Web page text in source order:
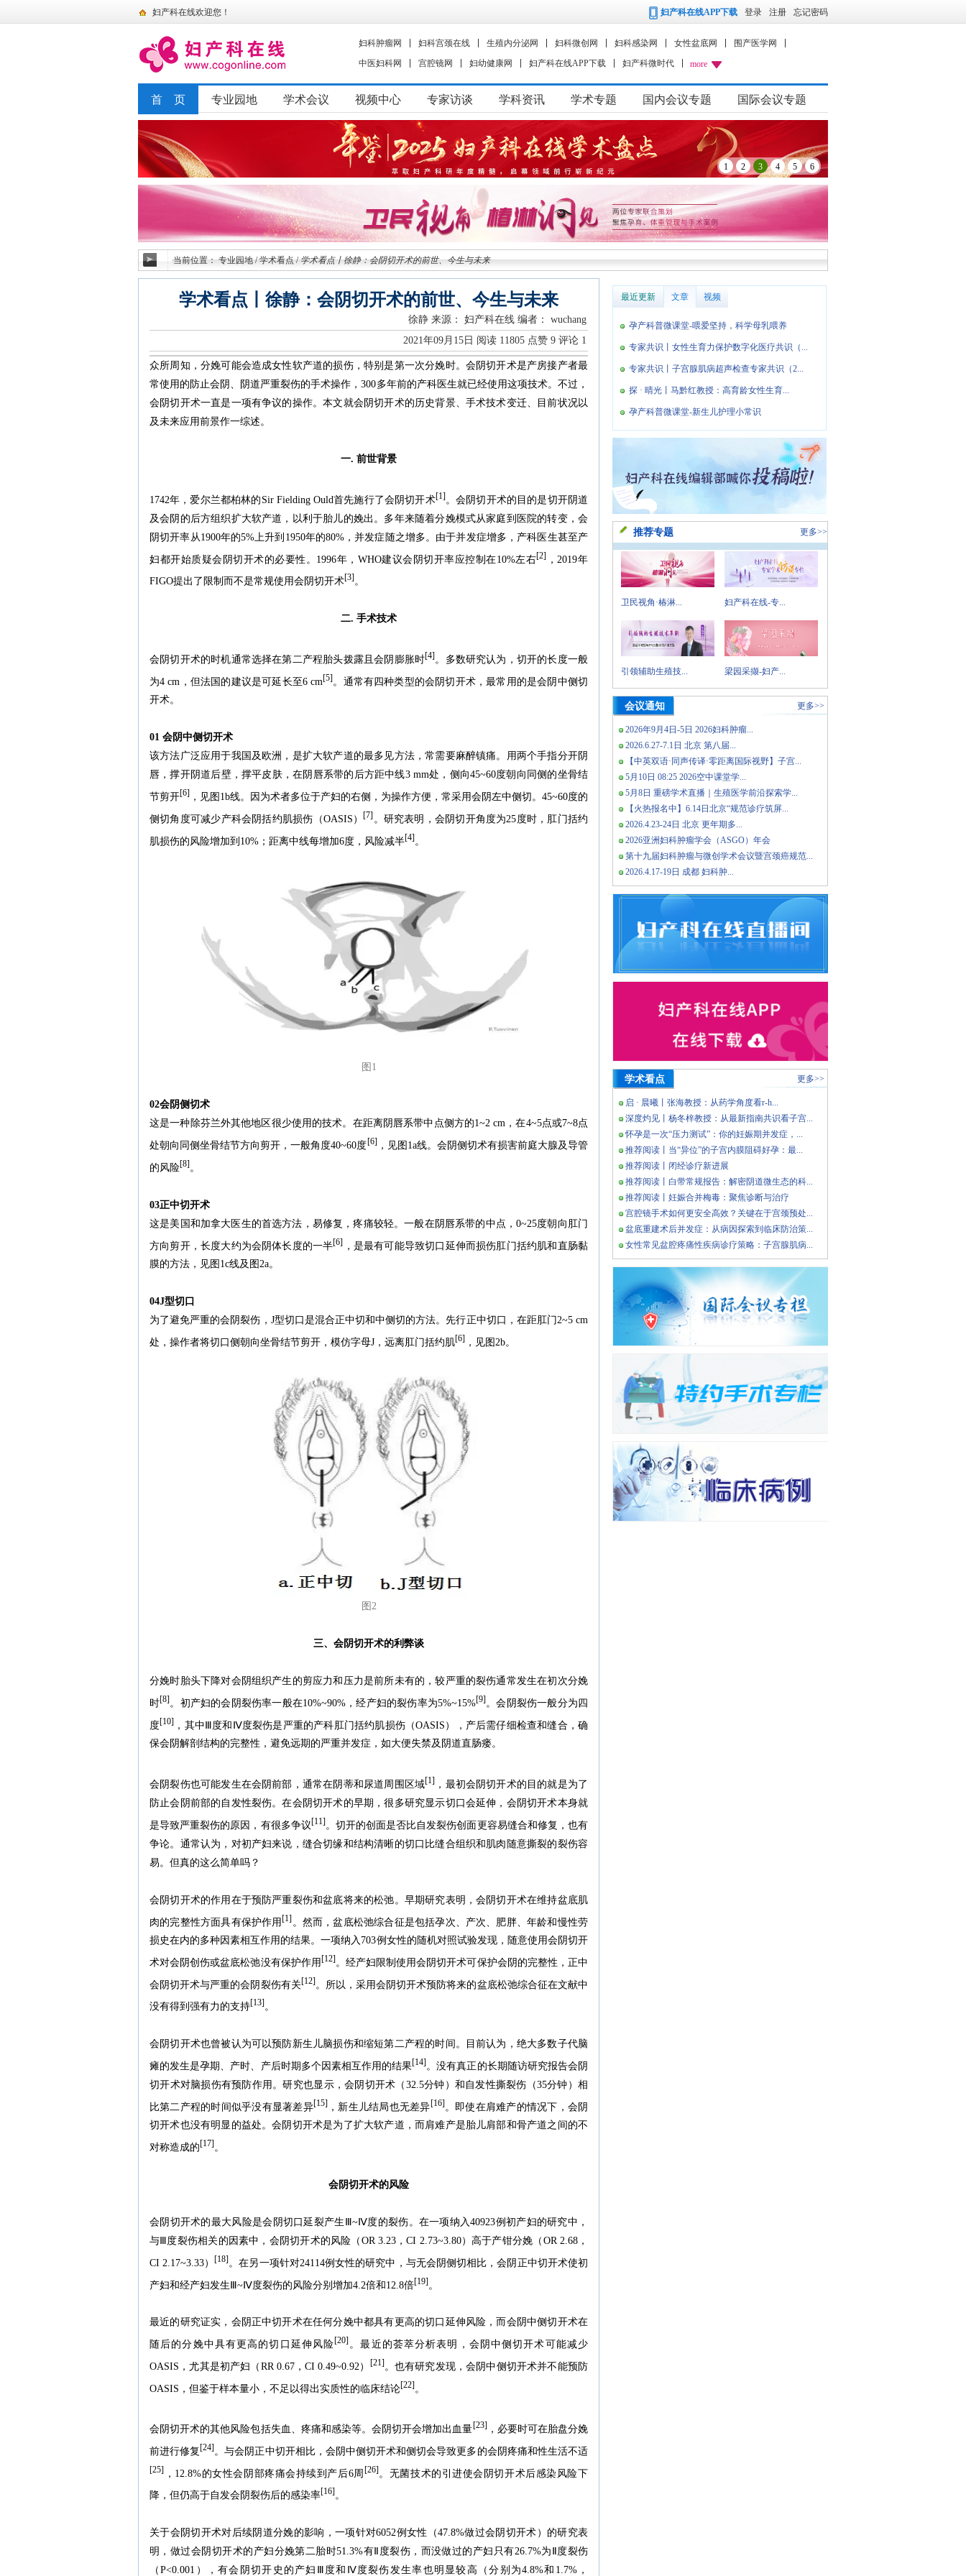
妇产科在线欢迎您！ 妇产科在线APP下载 登录 注册 忘记密码
妇科肿瘤网 妇科宫颈在线 生殖内分泌网 妇科微创网 妇科感染网 女性盆底网
围产医学网
中医妇科网
宫腔镜网 妇幼健康网 妇产科在线APP下载 妇产科微时代 more
首 页 专业园地 学术会议 视频中心 专家访谈 学科资讯 学术专题 国内会议专题 国际会议专题
1 2 3 4 5 6
当前位置：专业园地 / 学术看点 / 学术看点丨徐静：会阴切开术的前世、今生与未来
学术看点丨徐静：会阴切开术的前世、今生与未来
徐静 来源： 妇产科在线 编者： wuchang
2021年09月15日 阅读 11805 点赞 9 评论 1
众所周知，分娩可能会造成女性软产道的损伤，特别是第一次分娩时。会阴切开术是产房接产者最
常使用的防止会阴、阴道严重裂伤的手术操作，300多年前的产科医生就已经使用这项技术。不过，
会阴切开术一直是一项有争议的操作。本文就会阴切开术的历史背景、手术技术变迁、目前状况以
及未来应用前景作一综述。
一. 前世背景
1742年，爱尔兰都柏林的Sir Fielding Ould首先施行了会阴切开术[1]。会阴切开术的目的是切开阴道
及会阴的后方组织扩大软产道，以利于胎儿的娩出。多年来随着分娩模式从家庭到医院的转变，会
阴切开率从1900年的5%上升到1950年的80%，并发症随之增多。由于并发症增多，产科医生甚至产
妇都开始质疑会阴切开术的必要性。1996年，WHO建议会阴切开率应控制在10%左右[2] ，2019年
FIGO提出了限制而不是常规使用会阴切开术 [3] 。
二. 手术技术
会阴切开术的时机通常选择在第二产程胎头拨露且会阴膨胀时[4] 。多数研究认为，切开的长度一般
为4 cm，但法国的建议是可延长至6 cm[5] 。通常有四种类型的会阴切开术，最常用的是会阴中侧切
开术。
01 会阴中侧切开术
该方法广泛应用于我国及欧洲，是扩大软产道的最多见方法，常需要麻醉镇痛。用两个手指分开阴
唇，撑开阴道后壁，撑平皮肤，在阴唇系带的后方距中线3 mm处，侧向45~60度朝向同侧的坐骨结
节剪开 [6] ，见图1b线。因为术者多位于产妇的右侧，为操作方便，常采用会阴左中侧切。45~60度的
侧切角度可减少产科会阴括约肌损伤（OASIS）[7] 。研究表明，会阴切开角度为25度时，肛门括约
肌损伤的风险增加到10%；距离中线每增加6度，风险减半[4] 。
图1
02会阴侧切术
这是一种除芬兰外其他地区很少使用的技术。在距离阴唇系带中点侧方的1~2 cm，在4~5点或7~8点
处朝向同侧坐骨结节方向剪开，一般角度40~60度 [6] ，见图1a线。会阴侧切术有损害前庭大腺及导管
的风险[8] 。
03正中切开术
这是美国和加拿大医生的首选方法，易修复，疼痛较轻。一般在阴唇系带的中点，0~25度朝向肛门
方向剪开，长度大约为会阴体长度的一半[6]
，是最有可能导致切口延伸而损伤肛门括约肌和直肠黏
膜的方法，见图1c线及图2a。
04J型切口
为了避免严重的会阴裂伤，J型切口是混合正中切和中侧切的方法。先行正中切口，在距肛门2~5 cm
处，操作者将切口侧朝向坐骨结节剪开，模仿字母J，远离肛门括约肌 [6] ，见图2b。
图2
三、会阴切开术的利弊谈
分娩时胎头下降对会阴组织产生的剪应力和压力是前所未有的，较严重的裂伤通常发生在初次分娩
时[8] 。初产妇的会阴裂伤率一般在10%~90%，经产妇的裂伤率为5%~15%[9] 。会阴裂伤一般分为四
度[10] ，其中Ⅲ度和Ⅳ度裂伤是严重的产科肛门括约肌损伤（OASIS），产后需仔细检查和缝合，确
保会阴解剖结构的完整性，避免远期的严重并发症，如大便失禁及阴道直肠瘘。
会阴裂伤也可能发生在会阴前部，通常在阴蒂和尿道周围区域 [1]
，最初会阴切开术的目的就是为了
防止会阴前部的自发性裂伤。在会阴切开术的早期，很多研究显示切口会延伸，会阴切开术本身就
是导致严重裂伤的原因，有很多争议[11]。切开的创面是否比自发裂伤创面更容易缝合和修复，也有
争论。通常认为，对初产妇来说，缝合切缘和结构清晰的切口比缝合组织和肌肉随意撕裂的裂伤容
易。但真的这么简单吗？
会阴切开术的作用在于预防严重裂伤和盆底将来的松弛。早期研究表明，会阴切开术在维持盆底肌
肉的完整性方面具有保护作用[1] 。然而，盆底松弛综合征是包括孕次、产次、肥胖、年龄和慢性劳
损史在内的多种因素相互作用的结果。一项纳入703例女性的随机对照试验发现，随意使用会阴切开
术对会阴创伤或盆底松弛没有保护作用 [12] 。经产妇限制使用会阴切开术可保护会阴的完整性，正中
会阴切开术与严重的会阴裂伤有关[12]。所以，采用会阴切开术预防将来的盆底松弛综合征在文献中
没有得到强有力的支持 [13] 。
会阴切开术也曾被认为可以预防新生儿脑损伤和缩短第二产程的时间。目前认为，绝大多数子代脑
瘫的发生是孕期、产时、产后时期多个因素相互作用的结果 [14] 。没有真正的长期随访研究报告会阴
切开术对脑损伤有预防作用。研究也显示，会阴切开术（32.5分钟）和自发性撕裂伤（35分钟）相
比第二产程的时间似乎没有显著差异[15]，新生儿结局也无差异[16]。即使在肩难产的情况下，会阴
切开术也没有明显的益处。会阴切开术是为了扩大软产道，而肩难产是胎儿肩部和骨产道之间的不
对称造成的 [17] 。
会阴切开术的风险
会阴切开术的最大风险是会阴切口延裂产生Ⅲ~Ⅳ度的裂伤。在一项纳入40923例初产妇的研究中，
与Ⅲ度裂伤相关的因素中，会阴切开术的风险（OR 3.23，CI 2.73~3.80）高于产钳分娩（OR 2.68，
CI 2.17~3.33） [18] 。在另一项针对24114例女性的研究中，与无会阴侧切相比，会阴正中切开术使初
产妇和经产妇发生Ⅲ~Ⅳ度裂伤的风险分别增加4.2倍和12.8倍[19] 。
最近的研究证实，会阴正中切开术在任何分娩中都具有更高的切口延伸风险，而会阴中侧切开术在
随后的分娩中具有更高的切口延伸风险 [20] 。最近的荟萃分析表明，会阴中侧切开术可能减少
OASIS，尤其是初产妇（RR 0.67，CI 0.49~0.92） [21] 。也有研究发现，会阴中侧切开术并不能预防
OASIS，但鉴于样本量小，不足以得出实质性的临床结论[22] 。
会阴切开术的其他风险包括失血、疼痛和感染等。会阴切开会增加出血量 [23] ，必要时可在胎盘分娩
前进行修复[24] 。与会阴正中切开相比，会阴中侧切开术和侧切会导致更多的会阴疼痛和性生活不适
[25] ，12.8%的女性会阴部疼痛会持续到产后6周 [26]。无菌技术的引进使会阴切开术后感染风险下
降，但仍高于自发会阴裂伤后的感染率 [16] 。
关于会阴切开术对后续阴道分娩的影响，一项针对6052例女性（47.8%做过会阴切开术）的研究表
明，做过会阴切开术的产妇分娩第二胎时51.3%有Ⅱ度裂伤，而没做过的产妇只有26.7%为Ⅱ度裂伤
（P<0.001），有会阴切开史的产妇Ⅲ度和Ⅳ度裂伤发生率也明显较高（分别为4.8%和1.7%，
最近更新 文章 视频
孕产科普微课堂-喂爱坚持，科学母乳喂养
专家共识丨女性生育力保护数字化医疗共识（...
专家共识丨子宫腺肌病超声检查专家共识（2...
探 · 晴光丨马黔红教授：高育龄女性生育...
孕产科普微课堂-新生儿护理小常识
推荐专题 更多>>
卫民视角·椿淋... 妇产科在线-专...
引领辅助生殖技... 梁园采撷-妇产...
会议通知 更多>>
2026年9月4日-5日 2026妇科肿瘤...
2026.6.27-7.1日 北京 第八届...
【中英双语·同声传译·零距离国际视野】子宫...
5月10日 08:25 2026空中课堂学...
5月8日 重磅学术直播｜生殖医学前沿探索学...
【火热报名中】6.14日北京“规范诊疗筑屏...
2026.4.23-24日 北京 更年期多...
2026亚洲妇科肿瘤学会（ASGO）年会
第十九届妇科肿瘤与微创学术会议暨宫颈癌规范...
2026.4.17-19日 成都 妇科肿...
学术看点 更多>>
启 · 晨曦丨张海教授：从药学角度看r-h...
深度灼见丨杨冬梓教授：从最新指南共识看子宫...
怀孕是一次“压力测试”：你的妊娠期并发症，...
推荐阅读丨当“异位”的子宫内膜阻碍好孕：最...
推荐阅读丨闭经诊疗新进展
推荐阅读丨白带常规报告：解密阴道微生态的科...
推荐阅读丨妊娠合并梅毒：聚焦诊断与治疗
宫腔镜手术如何更安全高效？关键在于宫颈预处...
盆底重建术后并发症：从病因探索到临床防治策...
女性常见盆腔疼痛性疾病诊疗策略：子宫腺肌病...